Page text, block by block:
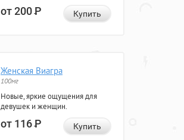
от 200Р Купить
Женская Виагра
100мг
Новые, яркие ощущения для
девушек и женщин.
от 116Р Купить